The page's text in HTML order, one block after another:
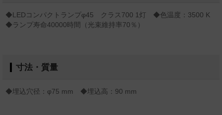
◆LEDコンパクトランプφ45 クラス700 1灯 ◆色温度：3500 K
◆ランプ寿命40000時間（光束維持率70％）
寸法・質量
◆埋込穴径：φ75 mm ◆埋込高：90 mm